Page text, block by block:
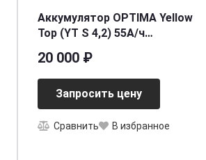
Аккумулятор OPTIMA Yellow
Top (YT S 4,2) 55А/ч
20 000 ₽
Запросить цену
Сравнить В избранное